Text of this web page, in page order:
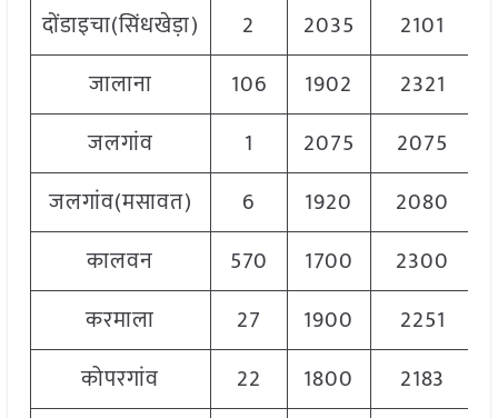
दोंडाइचा(सिंधखेड़ा)
2 2035 2101
जालाना
106 1902 2321
जलगांव
1 2075 2075
जलगांव(मसावत)
6 1920 2080
कालवन
570 1700 2300
करमाला
27 1900 2251
कोपरगांव
22 1800 2183